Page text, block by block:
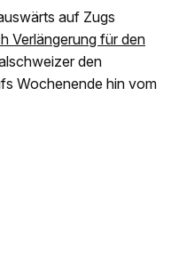
auf Zugs
Verlängerung für den
den
Wochenende hin vom